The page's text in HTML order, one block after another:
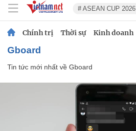
# ASEAN CUP 2026
Chính trị Thời sự Kinh doanh
Gboard
Tin tức mới nhất về Gboard